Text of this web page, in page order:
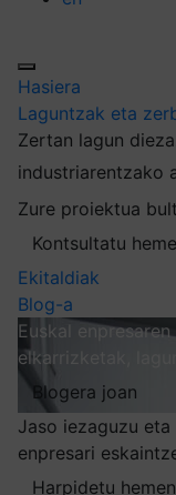
Hasiera
Laguntzak eta
Zertan lagun
industriarentzako
Zure proiektua
Kontsultatu
Ekitaldiak
Blog-a
Euskal
elkarrizketak,
Blogera joan
Jaso iezaguzu
enpresari
Harpidetu hemen